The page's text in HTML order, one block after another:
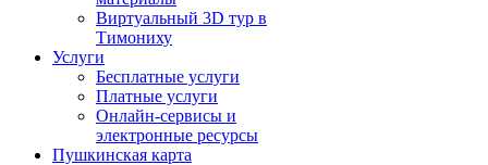
Виртуальный 3D тур в
Тимониху
Услуги
Бесплатные услуги
Платные услуги
Онлайн-сервисы и
электронные ресурсы
Пушкинская карта